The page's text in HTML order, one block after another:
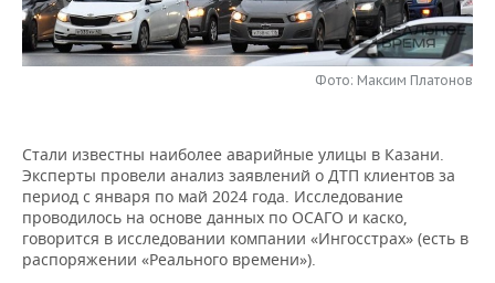
НЕФТЕХИМИЯ
НЕФТЬ
ЭНЕРГЕТИКА
РОЗНИЧНАЯ ТОРГОВЛЯ
НОВОСТИ ТЕХНОЛОГИЙ
ТЕЛЕКОММУНИКАЦИИ
МЕРОПРИЯТИЯ
ВЫЕЗДНАЯ РЕДАКЦИЯ
БИЗНЕС-БРАНЧИ
ONLINE-КОНФЕРЕНЦИИ
НОВОСТИ СПОРТА
ФУТБОЛ
ХОККЕЙ
ОБЩЕСТВО
НОВОСТИ ОБЩЕСТВА
ВЛАСТЬ
ФОТОГАЛЕРЕЯ
СЮЖЕТЫ
Фото: Максим Платонов
Стали известны наиболее аварийные улицы в Казани.
Эксперты провели анализ заявлений о ДТП клиентов за
период с января по май 2024 года. Исследование
проводилось на основе данных по ОСАГО и каско,
говорится в исследовании компании «Ингосстрах» (есть в
распоряжении «Реального времени»).